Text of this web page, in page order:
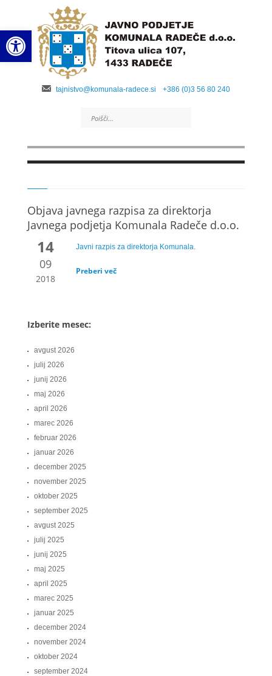
tajnistvo@komunala-radece.si +386 (0)3 56 80 240
Objava javnega razpisa za direktorja
Javnega podjetja Komunala Radeče d.o.o.
14
09
2018
Javni razpis za direktorja Komunala.
Preberi več
Izberite mesec:
avgust 2026
julij 2026
junij 2026
maj 2026
april 2026
marec 2026
februar 2026
januar 2026
december 2025
november 2025
oktober 2025
september 2025
avgust 2025
julij 2025
junij 2025
maj 2025
april 2025
marec 2025
januar 2025
december 2024
november 2024
oktober 2024
september 2024
Open toolbar